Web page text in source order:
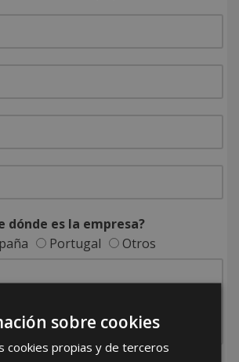
dónde es la empresa?
Portugal Otros
sobre cookies
cookies propias y de terceros